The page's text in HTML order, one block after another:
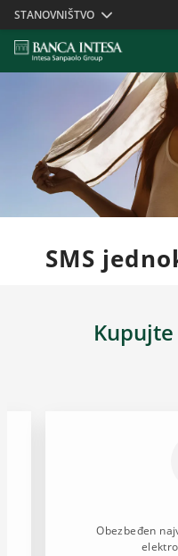
Skiplinks
STANOVNIŠTVO
SMS
Obezbeđen